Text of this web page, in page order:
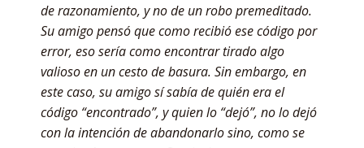
de razonamiento, y no de un robo premeditado.
Su amigo pensó que como recibió ese código por
error, eso sería como encontrar tirado algo
valioso en un cesto de basura. Sin embargo, en
este caso, su amigo sí sabía de quién era el
código “encontrado”, y quien lo “dejó”, no lo dejó
con la intención de abandonarlo sino, como se